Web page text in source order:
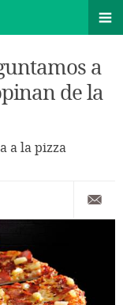
a
de la
a la pizza